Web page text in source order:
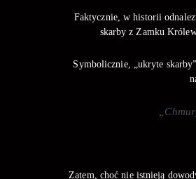
Faktycznie, w historii
skarby z Zamku
Symbolicznie, „ukryte
Zatem, choć nie istnieją